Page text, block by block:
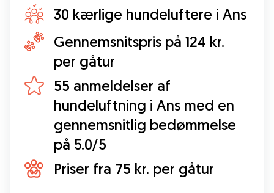
30 kærlige hundeluftere i Ans
Gennemsnitspris på 124 kr.
per gåtur
55 anmeldelser af
hundeluftning i Ans med en
gennemsnitlig bedømmelse
på 5.0/5
Priser fra 75 kr. per gåtur